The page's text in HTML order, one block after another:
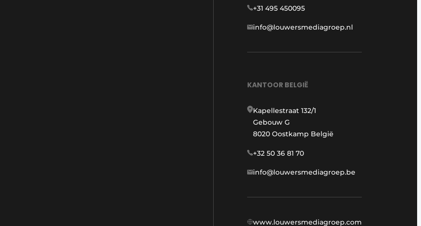
+31 495 450095
info@louwersmediagroep.nl
KANTOOR BELGIË
Kapellestraat 132/1
Gebouw G
8020 Oostkamp België
+32 50 36 81 70
info@louwersmediagroep.be
www.louwersmediagroep.com